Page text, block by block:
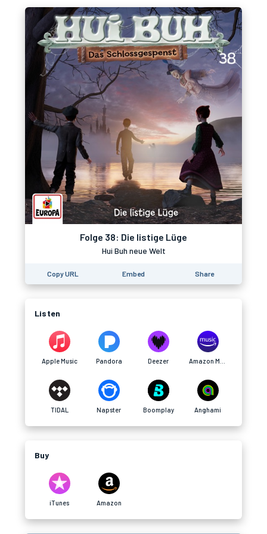
Folge 38: Die listige Lüge
Hui Buh neue Welt
Copy URL Embed Share
Listen
Apple Music Pandora Deezer
TIDAL Napster Boomplay Anghami
Buy
iTunes Amazon